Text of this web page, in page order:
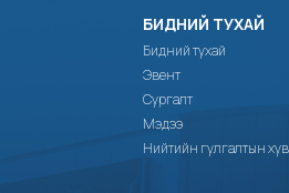
БИДНИЙ ТУХАЙ
Бидний тухай
Эвент
Сургалт
Мэдээ
Нийтийн гулгалтын